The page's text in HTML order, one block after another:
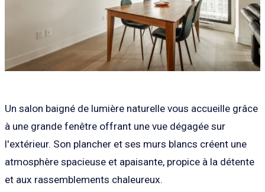
Un salon baigné de lumière naturelle vous accueille grâce
à une grande fenêtre offrant une vue dégagée sur
l'extérieur. Son plancher et ses murs blancs créent une
atmosphère spacieuse et apaisante, propice à la détente
et aux rassemblements chaleureux.